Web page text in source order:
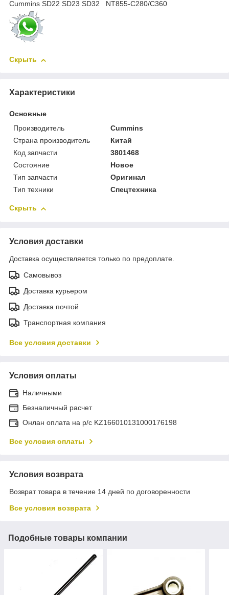
Cummins SD22 SD23 SD32 NT855-C280/C360
Скрыть
Характеристики
Основные
Производитель
Cummins
Страна производитель
Китай
Код запчасти
3801468
Состояние
Новое
Тип запчасти
Оригинал
Тип техники
Спецтехника
Скрыть
Условия доставки
Доставка осуществляется только по предоплате.
Самовывоз
Доставка курьером
Доставка почтой
Транспортная компания
Все условия доставки
Условия оплаты
Наличными
Безналичный расчет
Онлан оплата на р/с KZ166010131000176198
Все условия оплаты
Условия возврата
Возврат товара в течение 14 дней по договоренности
Все условия возврата
Подобные товары компании